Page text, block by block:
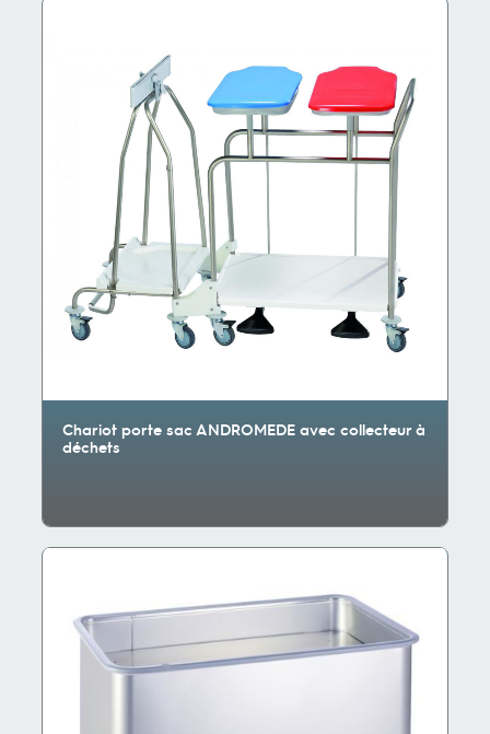
Chariot porte sac ANDROMEDE avec collecteur à
déchets